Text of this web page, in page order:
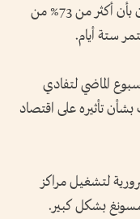
وأفادت أكبر نقابة عمالية في سامسونغ في بيان بأن أكثر من 73% من
ستة أيام.
الماضي لتفادي
أثار مخاوف بشأن تأثيره على اقتصاد
لتشغيل مراكز
بشكل كبير.